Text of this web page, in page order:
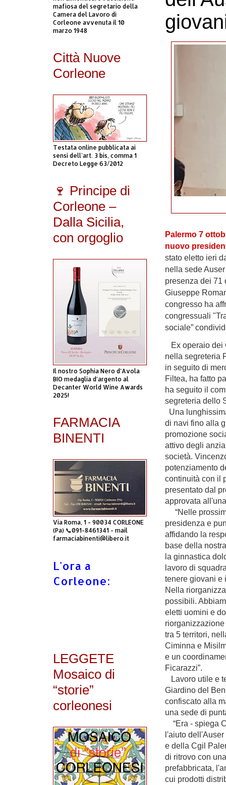
Palermo 7
nuovo
stato eletto ieri
nella sede
presenza dei 71
Giuseppe
congresso ha
congressuali
sociale”
Ex operaio dei
nella segreteria
in seguito di
Filtea, ha fatto
ha seguito il
segreteria dello
Una
di navi fino alla
promozione
attivo degli
società.
potenziamento
continuità con il
presentato dal
approvata
“Nelle
presidenza e
affidando la
base della
la ginnastica
lavoro di
tenere giovani e
Nella
possibili.
eletti uomini e
tra 5 territori,
Ciminna e
e un
Ficarazzi”.
Lavoro utile e
Giardino del
confiscato alla
una sede di
“Era - spiega
l'aiuto
e della Cgil
di ritrovo con
prefabbricata,
cui prodotti
mafiosa del segretario della
Camera del Lavoro di
Corleone avvenuta il 10
marzo 1948
Città Nuove
Corleone
Testata online pubblicata ai
sensi dell'art. 3 bis, comma 1
Decreto Legge 63/2012
🍷 Principe di
Corleone –
Dalla Sicilia,
con orgoglio
Il nostro Sophia Nero d’Avola
BIO medaglia d’argento al
Decanter World Wine Awards
2025!
FARMACIA
BINENTI
Via Roma, 1 - 90034 CORLEONE
(Pa) 📞091-8461341 - mail
farmaciabinenti@libero.it
L'ora a
Corleone:
LEGGETE
Mosaico di
“storie”
corleonesi